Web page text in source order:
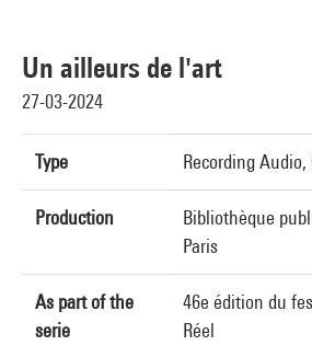
Un ailleurs de l'art
27-03-2024
Type Recording
Production
Bibliothèque
Paris
As part of the
serie
46e édition du
Réel